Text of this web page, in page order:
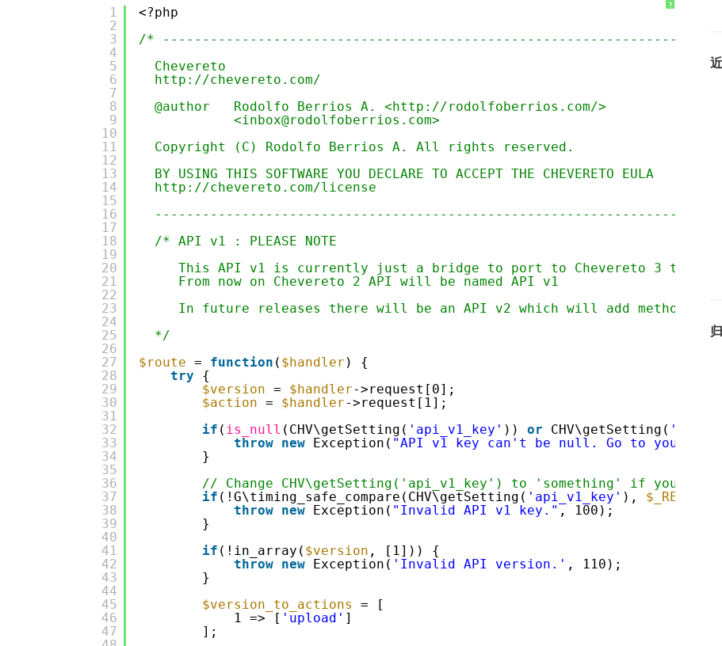
?
1
2
3
4
5
6
7
8
9
10
11
12
13
14
15
16
17
18
19
20
21
22
23
24
25
26
27
28
29
30
31
32
33
34
35
36
37
38
39
40
41
42
43
44
45
46
47
<?php
/* --------------------------------------------------------------------
Chevereto
http://chevereto.com/
@author   Rodolfo Berrios A. <http://rodolfoberrios.com/>
<inbox@rodolfoberrios.com>
Copyright (C) Rodolfo Berrios A. All rights reserved.
BY USING THIS SOFTWARE YOU DECLARE TO ACCEPT THE CHEVERETO EULA
http://chevereto.com/license
--------------------------------------------------------------------- */
/* API v1 : PLEASE NOTE
This API v1 is currently just a bridge to port to Chevereto 3 the API
From now on Chevereto 2 API will be named API v1
In future releases there will be an API v2 which will add methods
*/
$route = function ( $handler ) {
try
{
$version = $handler->request[0];
$action = $handler->request[1];
if ( is_null (CHV\getSetting( 'api_v1_key' )) or CHV\getSetting(
throw new Exception( "API v1 key can't be null. Go to your
}
// Change CHV\getSetting('api_v1_key') to 'something' if you want
if (!G\timing_safe_compare(CHV\getSetting( 'api_v1_key' ), $_REQUEST
throw new Exception( "Invalid API v1 key." , 100);
}
if (!in_array( $version , [1])) {
throw new Exception( 'Invalid API version.' , 110);
}
$version_to_actions
= [
1 => [ 'upload' ]
];